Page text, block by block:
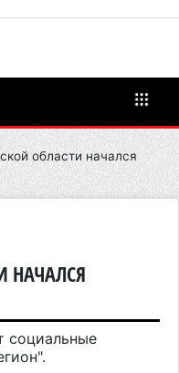
области начался
НАЧАЛСЯ
социальные